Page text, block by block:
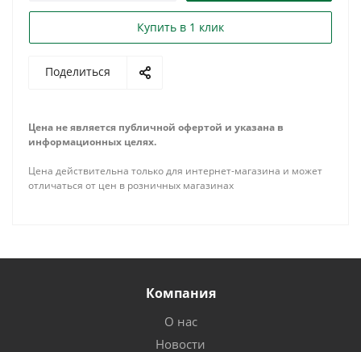
Купить в 1 клик
Поделиться
Цена не является публичной офертой и указана в
информационных целях.
Цена действительна только для интернет-магазина и может
отличаться от цен в розничных магазинах
Компания
О нас
Новости